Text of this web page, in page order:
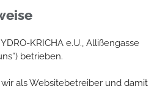
KRICHA e.U., Allißengasse
betrieben.
als Websitebetreiber und damit